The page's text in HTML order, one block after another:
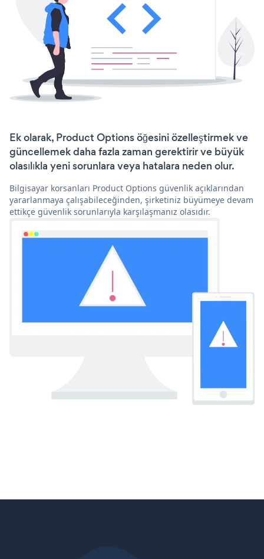
Ek olarak, Product Options öğesini özelleştirmek ve
güncellemek daha fazla zaman gerektirir ve büyük
olasılıkla yeni sorunlara veya hatalara neden olur.
Bilgisayar korsanları Product Options güvenlik açıklarından
yararlanmaya çalışabileceğinden, şirketiniz büyümeye devam
ettikçe güvenlik sorunlarıyla karşılaşmanız olasıdır.